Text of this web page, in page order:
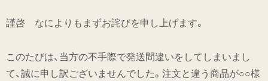
謹啓 なによりもまずお詫びを申し上げます。
このたびは、当方の不手際で発送間違いをしてしまいまし
て、誠に申し訳ございませんでした。注文と違う商品が○○様
仕事の文例
特集